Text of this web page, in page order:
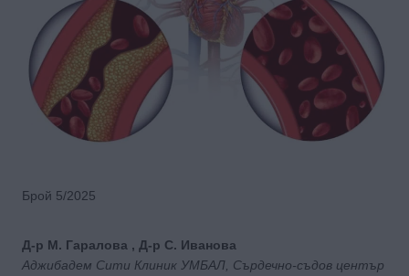
Брой 5/2025
Д-р М. Гаралова , Д-р С. Иванова
Аджибадем Сити Клиник УМБАЛ, Сърдечно-съдов център